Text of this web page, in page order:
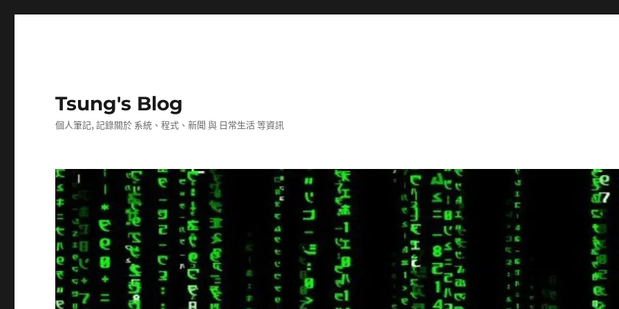
Tsung's Blog
個人筆記, 記錄關於 系統、程式、新聞 與 日常生活 等資訊